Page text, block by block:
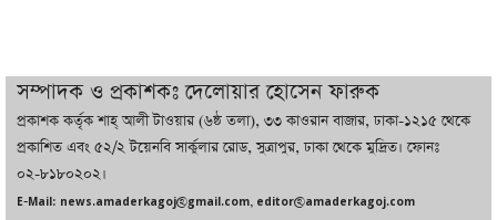
দুবাইয়ে বেনজীরের জামিন বাতিল করতে ল
ফার্ম নিয়োগ করেছে সরকার
করা হবে : পররাষ্ট্র প্রতিমন্ত্রী
সম্পাদক ও প্রকাশকঃ দেলোয়ার হোসেন ফারুক
প্রকাশক কর্তৃক শাহ্ আলী টাওয়ার (৬ষ্ঠ তলা), ৩৩ কাওরান বাজার, ঢাকা-১২১৫ থেকে
প্রকাশিত এবং ৫২/২ টয়েনবি সার্কুলার রোড, সুত্রাপুর, ঢাকা থেকে মুদ্রিত। ফোনঃ
০২-৮১৮০২০২।
E-Mail: news.amaderkagoj@gmail.com, editor@amaderkagoj.com